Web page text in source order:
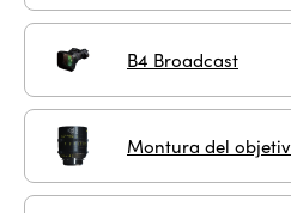
B4 Broadcast
Montura del